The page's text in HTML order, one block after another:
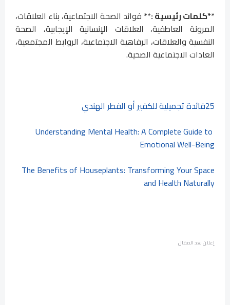
**كلمات رئيسية :** فوائد الصحة الاجتماعية، بناء العلاقات،
المرونة العاطفية، العلاقات الإنسانية الإيجابية، الصحة
النفسية والعلاقات، الرفاهية الاجتماعية، الروابط المجتمعية،
العادات الاجتماعية الصحية.
25فائدة تجميلية للكفير أو الفطر الهندي
Understanding Mental Health: A Complete Guide to
Emotional Well-Being
The Benefits of Houseplants: Transforming Your Space
and Health Naturally
إعلان بعد المقال